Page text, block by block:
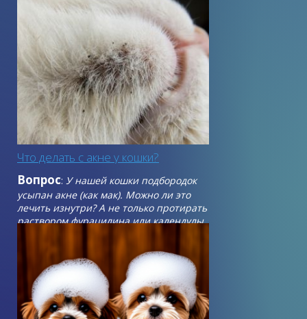
питание и уход, особенно во время
линьки.
Что делать с акне у кошки?
Вопрос: У нашей кошки подбородок
усыпан акне (как мак). Можно ли это
лечить изнутри? А не только протирать
раствором фурацилина или календулы.
Эта процедура доставляет кошке
огромный стресс. Беспокоит то, что она
иногда чешет подбородок задней лапкой
и может содрать кожу. Кошке 3,5 года.
Крупная и очень сильная, вычищать
получается с трудом.
Мари Вершинина